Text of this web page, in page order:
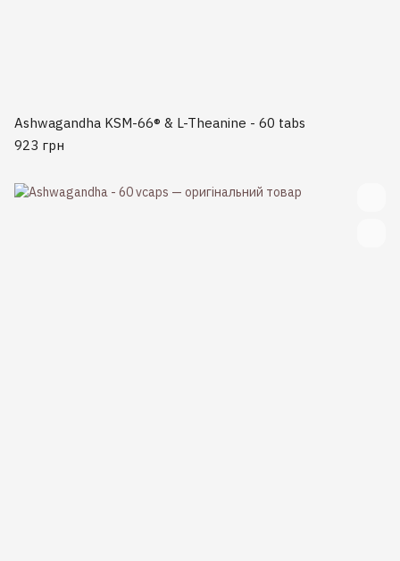
Ashwagandha KSM-66® & L-Theanine - 60 tabs
923 грн